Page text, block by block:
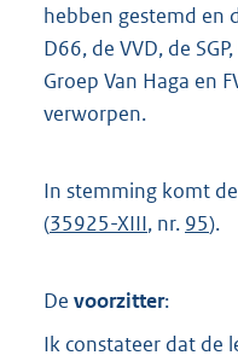
hebben gestemd en
D66, de VVD, de
Groep Van Haga en
verworpen.
In stemming komt
(35925-XIII, nr. 95).
De voorzitter:
Ik constateer dat de